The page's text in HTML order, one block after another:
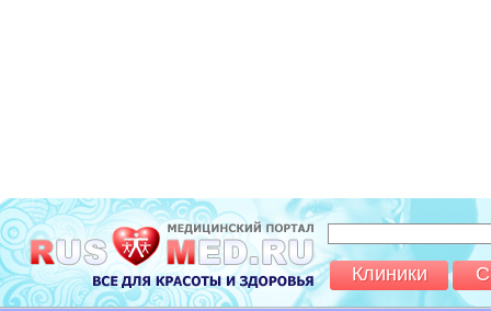
Клиники